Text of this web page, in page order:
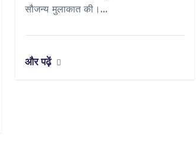
सौजन्य मुलाकात की।…
और पढ़ें